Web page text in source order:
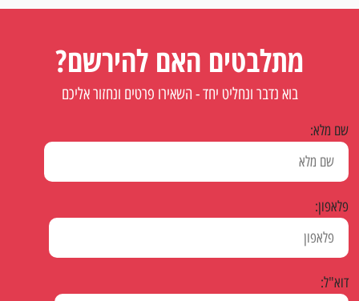
מתלבטים האם להירשם?
בוא נדבר ונחליט יחד - השאירו פרטים ונחזור אליכם
שם מלא:
פלאפון:
דוא"ל: